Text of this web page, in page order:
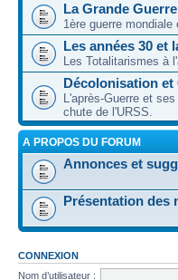
La Grande
1ère guerre
Les années 30 et
Les Totalitarismes à
Décolonisation et
L'après-Guerre et
chute de l'URSS.
A PROPOS DU FORUM
Annonces et
Présentation des
CONNEXION
Nom d’utilisateur :